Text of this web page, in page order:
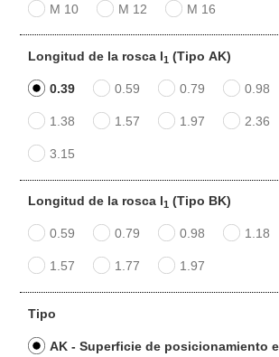
M 10 M 12 M 16
Longitud de la rosca l1 (Tipo AK)
0.39 0.59 0.79 0.98
1.38 1.57 1.97 2.36
3.15
Longitud de la rosca l1 (Tipo BK)
0.59 0.79 0.98 1.18
1.57 1.77 1.97
Tipo
AK - Superficie de posicionamiento